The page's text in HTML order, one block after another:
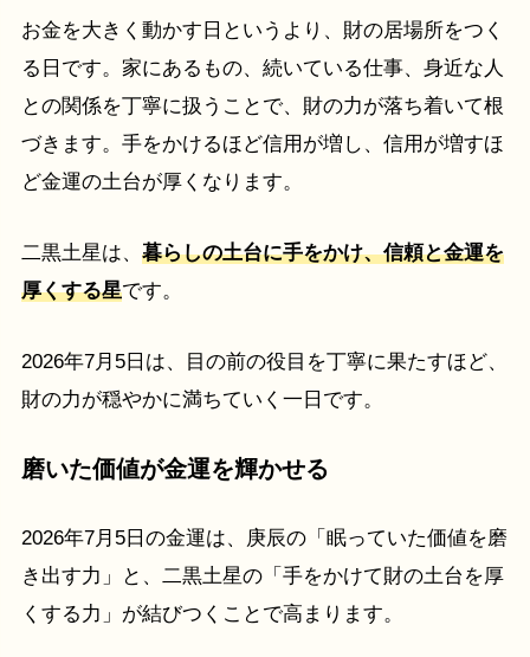
お金を大きく動かす日というより、財の居場所をつく
る日です。家にあるもの、続いている仕事、身近な人
との関係を丁寧に扱うことで、財の力が落ち着いて根
づきます。手をかけるほど信用が増し、信用が増すほ
ど金運の土台が厚くなります。
二黒土星は、 暮らしの土台に手をかけ、信頼と金運を
厚くする星です。
2026年7月5日は、目の前の役目を丁寧に果たすほど、
財の力が穏やかに満ちていく一日です。
磨いた価値が金運を輝かせる
2026年7月5日の金運は、庚辰の「眠っていた価値を磨
き出す力」と、二黒土星の「手をかけて財の土台を厚
くする力」が結びつくことで高まります。